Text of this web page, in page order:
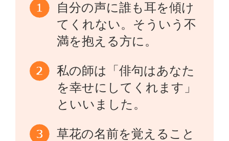
自分の声に誰も耳を傾け
てくれない。そういう不
満を抱える方に。
私の師は「俳句はあなた
を幸せにしてくれます」
といいました。
草花の名前を覚えること